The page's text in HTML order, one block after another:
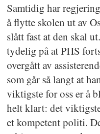
Samtidig har
å flytte skolen ut av
slått fast at den skal
tydelig på at PHS
overgått av
som går så langt at
viktigste for oss er å
helt klart: det
et kompetent politi.